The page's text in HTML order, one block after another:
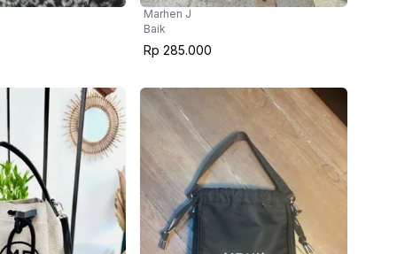
Marhen J
Baik
Rp 285.000